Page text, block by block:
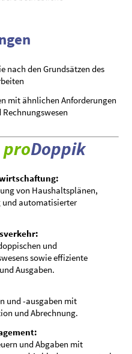
nach den Grundsätzen des
mit ähnlichen Anforderungen
proDoppik
von Haushaltsplänen,
und automatisierter
und
sowie effiziente
Ausgaben.
und -ausgaben mit
und Abrechnung.
und Abgaben mit